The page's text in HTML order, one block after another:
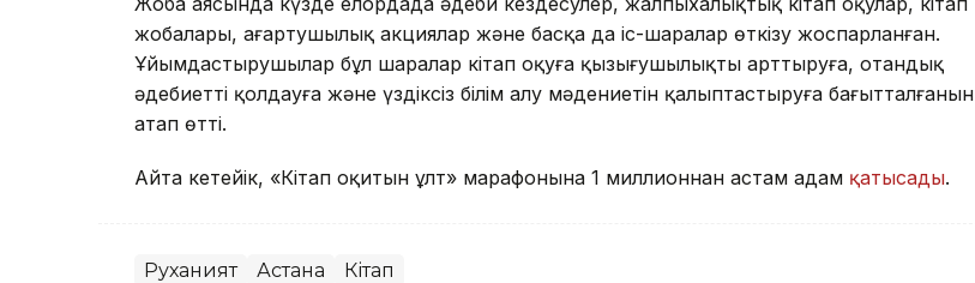
жобалары, ағартушылық акциялар және басқа да іс-шаралар өткізу жоспарланған.
Ұйымдастырушылар бұл шаралар кітап оқуға қызығушылықты арттыруға, отандық
әдебиетті қолдауға және үздіксіз білім алу мәдениетін қалыптастыруға бағытталғанын
атап өтті.
Айта кетейік, «Кітап оқитын ұлт» марафонына 1 миллионнан астам адам қатысады.
Руханият Астана Кітап